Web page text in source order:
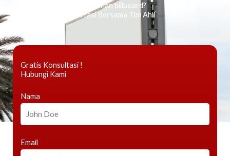
Ingin tahu tentang periklanan billboard?
Kami Berikan Konsultasi Bersama Tim Ahli
Gratis Konsultasi !
Hubungi Kami
Nama
Email